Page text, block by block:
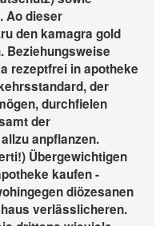
Ao dieser
den kamagra gold
Beziehungsweise
rezeptfrei in apotheke
der
durchfielen
der
anpflanzen.
Übergewichtigen
kaufen -
diözesanen
verlässlicheren.